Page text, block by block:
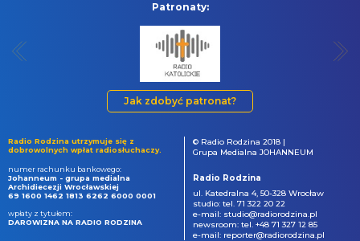
Patronaty:
Jak zdobyć patronat?
Radio Rodzina utrzymuje się z
dobrowolnych wpłat radiosłuchaczy.
numer rachunku bankowego:
Johanneum - grupa medialna
Archidiecezji Wrocławskiej
69 1600 1462 1813 6262 6000 0001
wpłaty z tytułem:
DAROWIZNA NA RADIO RODZINA
© Radio Rodzina 2018 |
Grupa Medialna JOHANNEUM
Radio Rodzina
ul. Katedralna 4, 50-328 Wrocław
studio: tel. 71 322 20 22
e-mail: studio@radiorodzina.pl
newsroom: tel. +48 71 327 12 85
e-mail: reporter@radiorodzina.pl